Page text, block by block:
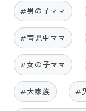
#男の子ママ
#育児中ママ
#女の子ママ
#大家族 #